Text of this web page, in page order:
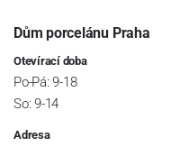
Dům porcelánu Praha
Otevírací doba
Po-Pá: 9-18
So: 9-14
Adresa